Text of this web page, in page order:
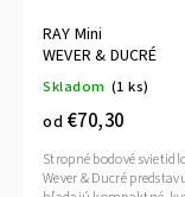
RAY Mini
WEVER & DUCRÉ
Skladom (1 ks)
od €70,30
Stropné bodové
Wever & Ducré